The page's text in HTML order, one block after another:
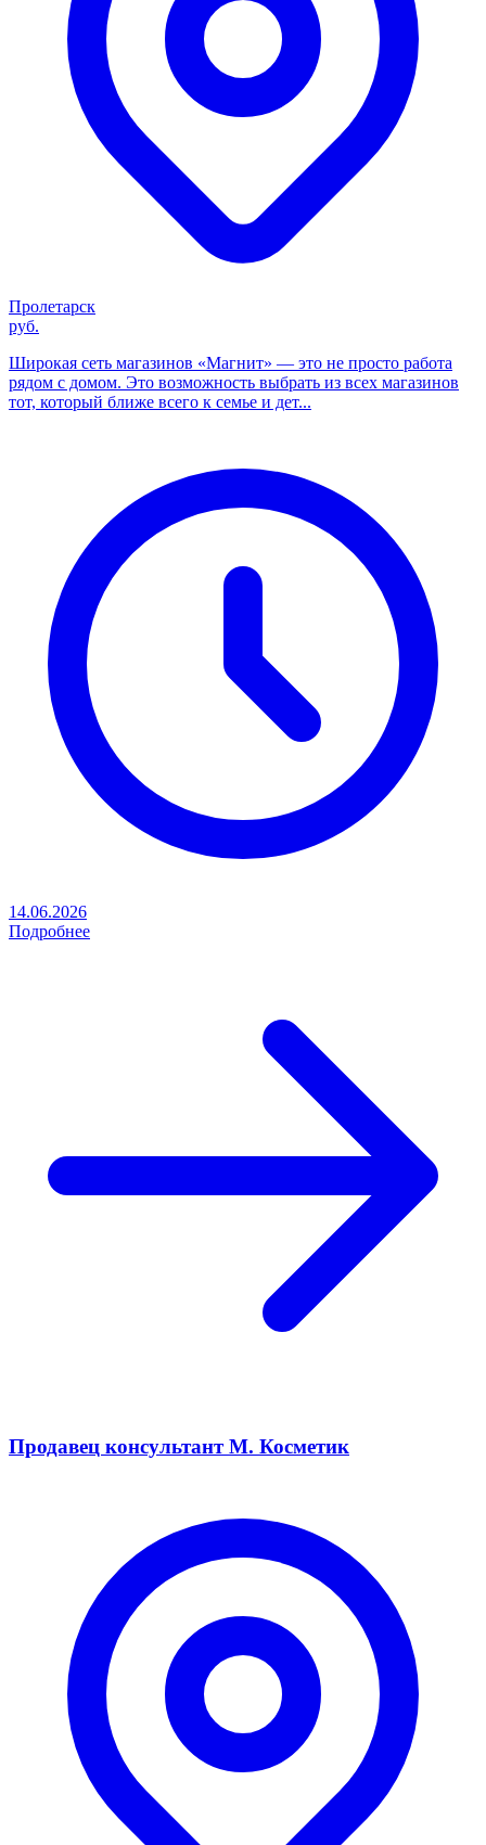
Пролетарск
руб.
Широкая сеть магазинов «Магнит» — это не просто работа
рядом с домом. Это возможность выбрать из всех магазинов
тот, который ближе всего к семье и дет...
14.06.2026
Подробнее
Продавец консультант М. Косметик